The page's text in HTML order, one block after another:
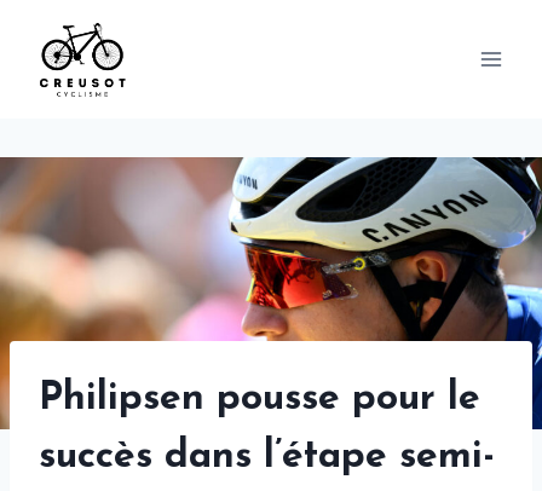
content
Philipsen pousse pour le
succès dans l’étape semi-